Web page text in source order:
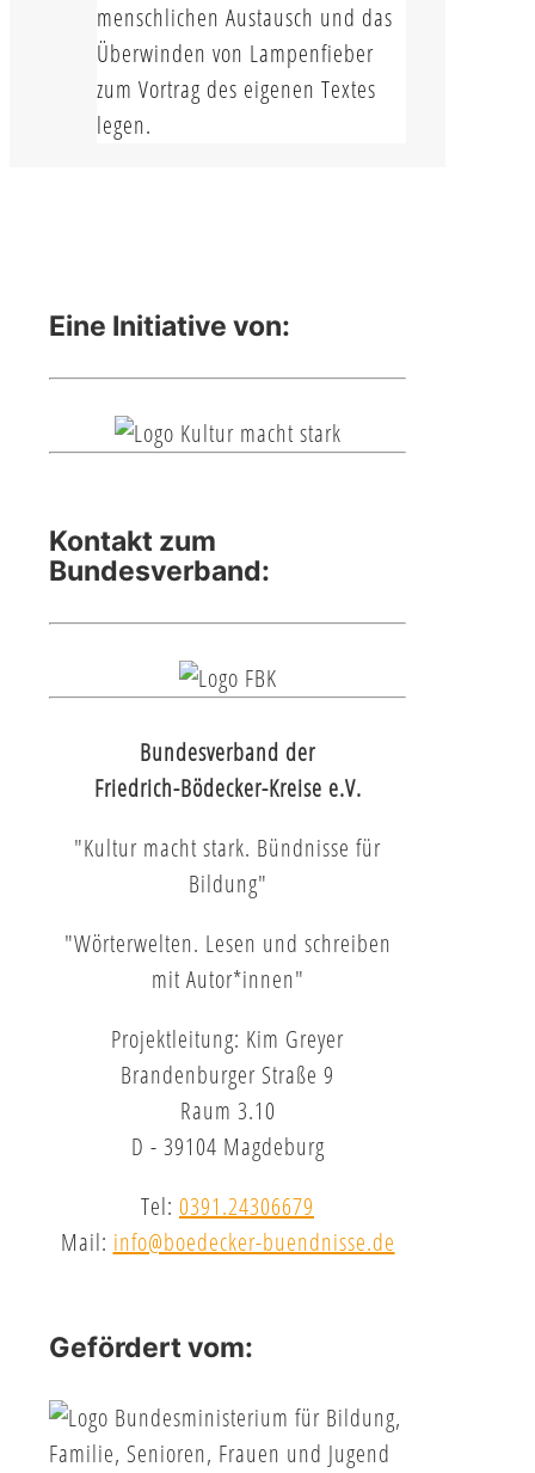
menschlichen Austausch und das
Überwinden von Lampenfieber
zum Vortrag des eigenen Textes
legen.
Eine Initiative von:
Kontakt zum
Bundesverband:
Bundesverband der
Friedrich-Bödecker-Kreise e.V.
"Kultur macht stark. Bündnisse für
Bildung"
"Wörterwelten. Lesen und schreiben
mit Autor*innen"
Projektleitung: Kim Greyer
Brandenburger Straße 9
Raum 3.10
D - 39104 Magdeburg
Tel: 0391.24306679
Mail: info@boedecker-buendnisse.de
Gefördert vom: